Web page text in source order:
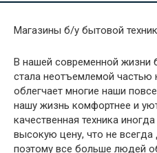
Магазины б/у бытовой
В нашей современной жизни
стала неотъемлемой частью
облегчает многие наши
нашу жизнь комфортнее и
качественная техника
высокую цену, что не
поэтому все больше людей